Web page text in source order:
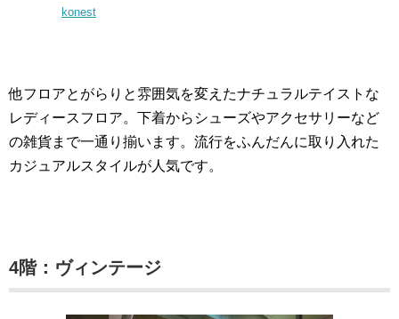
konest
他フロアとがらりと雰囲気を変えたナチュラルテイストな
レディースフロア。下着からシューズやアクセサリーなど
の雑貨まで一通り揃います。流行をふんだんに取り入れた
カジュアルスタイルが人気です。
4階：ヴィンテージ